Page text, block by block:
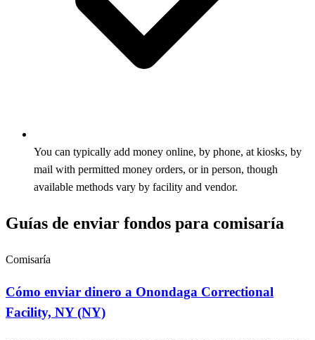
You can typically add money online, by phone, at kiosks, by
mail with permitted money orders, or in person, though
available methods vary by facility and vendor.
Guías de enviar fondos para comisaría
Comisaría
Cómo enviar dinero a Onondaga Correctional
Facility, NY (NY)